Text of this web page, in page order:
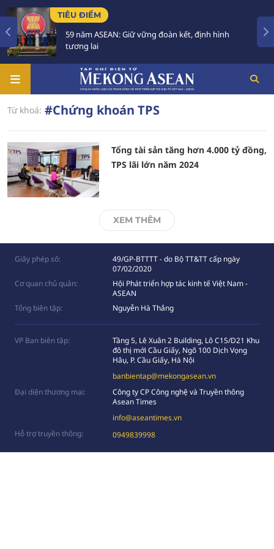
TIÊU ĐIỂM
59 năm ASEAN: Giữ vững đoàn kết, định hình
tương lai
Từ khoá: #Chứng khoán TPS
Tổng tài sản tăng hơn 4.000 tỷ đồng,
TPS lãi lớn năm 2024
XEM THÊM
Giấy phép số:
49/GP-BTTTT - do Bộ TT&TT cấp ngày
07/02/2020
Cơ quan chủ quản:
Hội Phát triển hợp tác kinh tế Việt Nam -
ASEAN
Tổng biên tập:
Nguyễn Hà Thắng
VP Ban biên tập:
Tầng 5, Lê Xuân 2 Building, Lô C15/D21 Khu
đô thị mới Cầu Giấy, Ngõ 100 Dịch Vọng
Hâụ, P. Cầu Giấy, Hà Nội
banbientap@mekongasean.vn
Đại diện thương mại:
Công ty CP Công nghệ và Truyền thông
Asean Times
info@aseantimes.vn
Hỗ trợ truyền thông:
0949839998